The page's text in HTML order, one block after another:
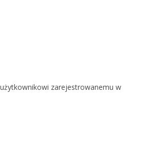
zarejestrowanemu w